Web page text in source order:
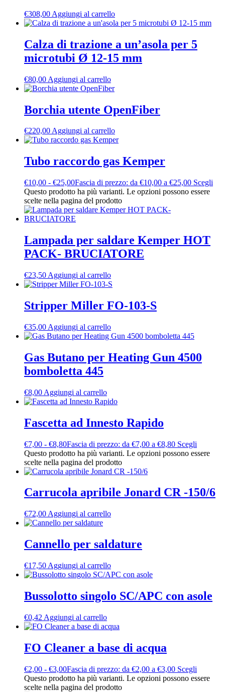
€308,00 Aggiungi al carrello
Calza di trazione a un’asola per 5
microtubi Ø 12-15 mm
€80,00 Aggiungi al carrello
Borchia utente OpenFiber
€220,00Aggiungi al carrello
Tubo raccordo gas Kemper
€10,00 - €25,00Fascia di prezzo: da €10,00 a €25,00 Scegli
Questo prodotto ha più varianti. Le opzioni possono essere
scelte nella pagina del prodotto
Lampada per saldare Kemper HOT
PACK- BRUCIATORE
€23,50 Aggiungi al carrello
Stripper Miller FO-103-S
€35,00 Aggiungi al carrello
Gas Butano per Heating Gun 4500
bomboletta 445
€8,00 Aggiungi al carrello
Fascetta ad Innesto Rapido
€7,00 - €8,80Fascia di prezzo: da €7,00 a €8,80 Scegli
Questo prodotto ha più varianti. Le opzioni possono essere
scelte nella pagina del prodotto
Carrucola apribile Jonard CR -150/6
€72,00 Aggiungi al carrello
Cannello per saldature
€17,50 Aggiungi al carrello
Bussolotto singolo SC/APC con asole
€0,42 Aggiungi al carrello
FO Cleaner a base di acqua
€2,00 - €3,00Fascia di prezzo: da €2,00 a €3,00 Scegli
Questo prodotto ha più varianti. Le opzioni possono essere
scelte nella pagina del prodotto